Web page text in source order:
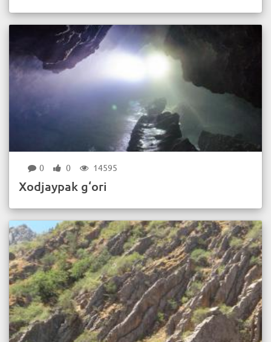
0 0 14595
Xodjaypak g‘ori